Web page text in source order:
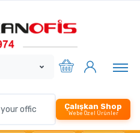
Çalışkan Shop
Webe Özel Ürünler